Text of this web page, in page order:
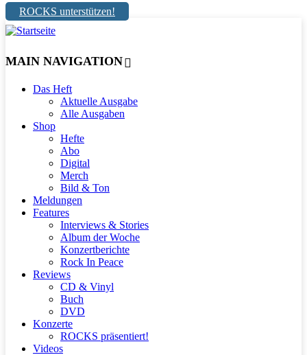
ROCKS unterstützen!
MAIN NAVIGATION
Das Heft
Aktuelle Ausgabe
Alle Ausgaben
Shop
Hefte
Abo
Digital
Merch
Bild & Ton
Meldungen
Features
Interviews & Stories
Album der Woche
Konzertberichte
Rock In Peace
Reviews
CD & Vinyl
Buch
DVD
Konzerte
ROCKS präsentiert!
Videos